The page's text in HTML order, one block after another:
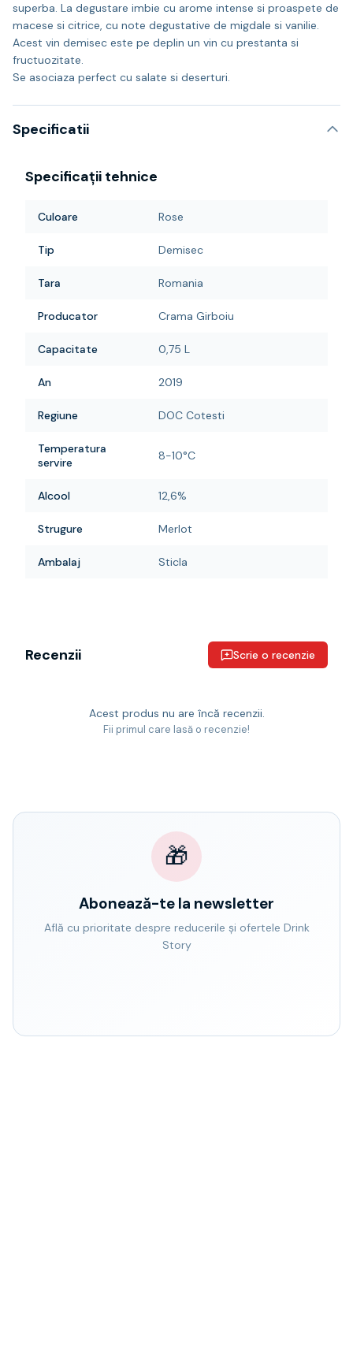
superba. La degustare imbie cu arome intense si proaspete de
macese si citrice, cu note degustative de migdale si vanilie.
Acest vin demisec este pe deplin un vin cu prestanta si
fructuozitate.
Se asociaza perfect cu salate si deserturi.
Specificatii
Specificații tehnice
Culoare Rose
Tip Demisec
Tara Romania
Producator Crama Girboiu
Capacitate 0,75 L
An 2019
Regiune DOC Cotesti
Temperatura
servire
8-10°C
Alcool 12,6%
Strugure Merlot
Ambalaj Sticla
Recenzii Scrie o recenzie
Acest produs nu are încă recenzii.
Fii primul care lasă o recenzie!
🎁
Abonează-te la newsletter
Află cu prioritate despre reducerile și ofertele Drink
Story